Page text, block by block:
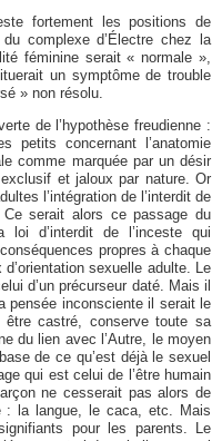
fortement les positions de
complexe d’Électre chez la
féminine serait « normale »,
un symptôme de trouble
» non résolu.
de l’hypothèse freudienne :
petits concernant l’anatomie
comme marquée par un désir
et jaloux par nature. Or
l’intégration de l’interdit de
Ce serait alors ce passage du
d’interdit de l’inceste qui
propres à chaque
sexuelle adulte. Le
d’un précurseur daté. Mais il
pensée inconsciente il serait le
être castré, conserve toute sa
du lien avec l’Autre, le moyen
de ce qu’est déjà le sexuel
qui est celui de l’être humain
ne cesserait pas alors de
: la langue, le caca, etc. Mais
pour les parents. Le